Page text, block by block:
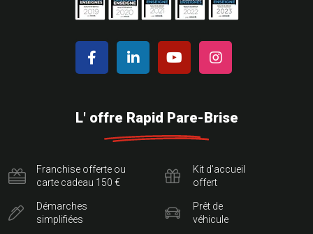
L' offre Rapid Pare-Brise
Franchise offerte ou
carte cadeau 150 €
Démarches
simplifiées
Kit d'accueil
offert
Prêt de
véhicule